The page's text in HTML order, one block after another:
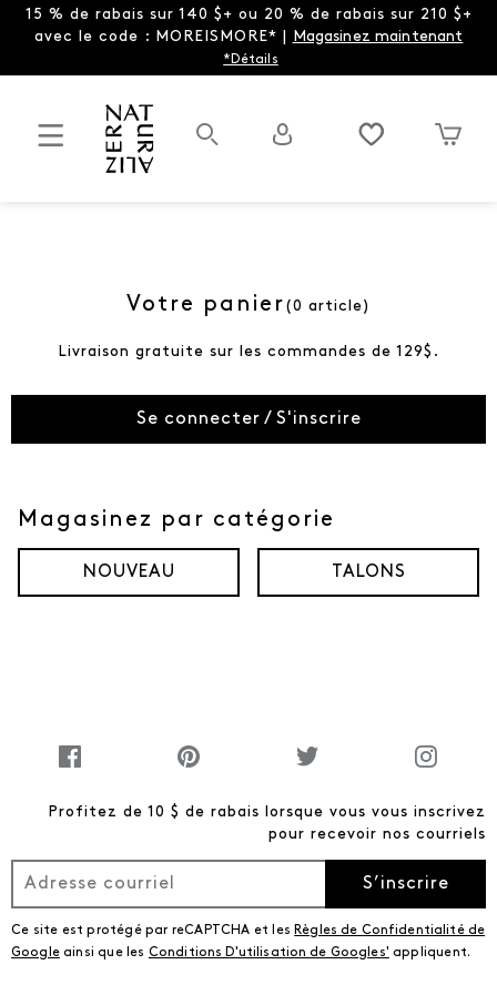
15 % de rabais sur 140 $+ ou 20 % de rabais sur 210 $+
avec le code : MOREISMORE* | Magasinez maintenant
*Détails
Votre panier (0 article)
Livraison gratuite sur les commandes de 129$.
Se connecter / S'inscrire
Magasinez par catégorie
NOUVEAU TALONS
Profitez de 10 $ de rabais lorsque vous vous inscrivez
pour recevoir nos courriels
S’inscrire
Ce site est protégé par reCAPTCHA et les Règles de Confidentialité de
Googleainsi que les Conditions D'utilisation de Googles' appliquent.